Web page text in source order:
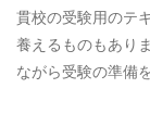
貫校の受験用のテ
養えるものもあり
ながら受験の準備